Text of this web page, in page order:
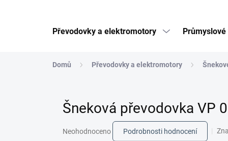
Převodovky a elektromotory
Domů Převodovky a elektromotory
Šneková převodovka VP
hodnocení
Neohodnoceno Podrobnosti hodnocení